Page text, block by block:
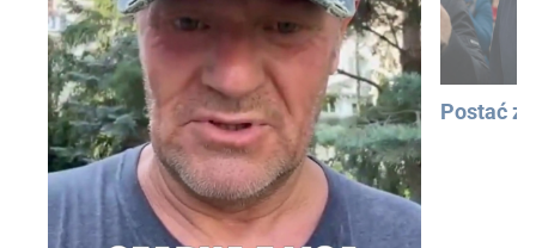
Postać